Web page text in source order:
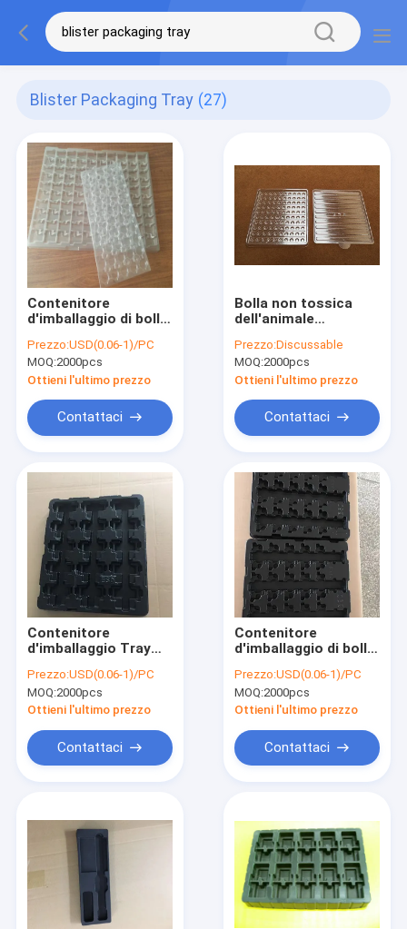
Blister Packaging Tray (27)
Contenitore
d'imballaggio di bolla
del PWB dell'ANIMALE
DOMESTICO/PVC ESD
inodoro
Prezzo:USD(0.06-1)/PC
MOQ:2000pcs
Ottieni l'ultimo prezzo
Contattaci
Bolla non tossica
dell'animale
imballa
certificazione
riciclabile dello SGS
Prezzo:Discussable
MOQ:2000pcs
Ottieni l'ultimo prezzo
Contattaci
Contenitore
d'imballaggio Tray
Component di termo
bolla di ACE DELIXIN
Prezzo:USD(0.06-1)/PC
MOQ:2000pcs
Ottieni l'ultimo prezzo
Contattaci
Contenitore
d'imballaggio di bolla
DOMESTICO,
imballaggio dei
vassoi del cioccolato
Prezzo:USD(0.06-1)/PC
MOQ:2000pcs
Ottieni l'ultimo prezzo
Contattaci